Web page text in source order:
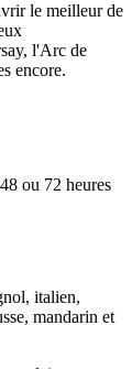
le meilleur de
l'Arc de
encore.
ou 72 heures
italien,
mandarin et